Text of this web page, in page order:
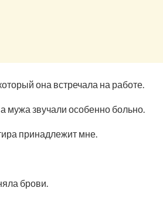
она встречала на работе.
мужа звучали особенно больно.
принадлежит мне.
брови.